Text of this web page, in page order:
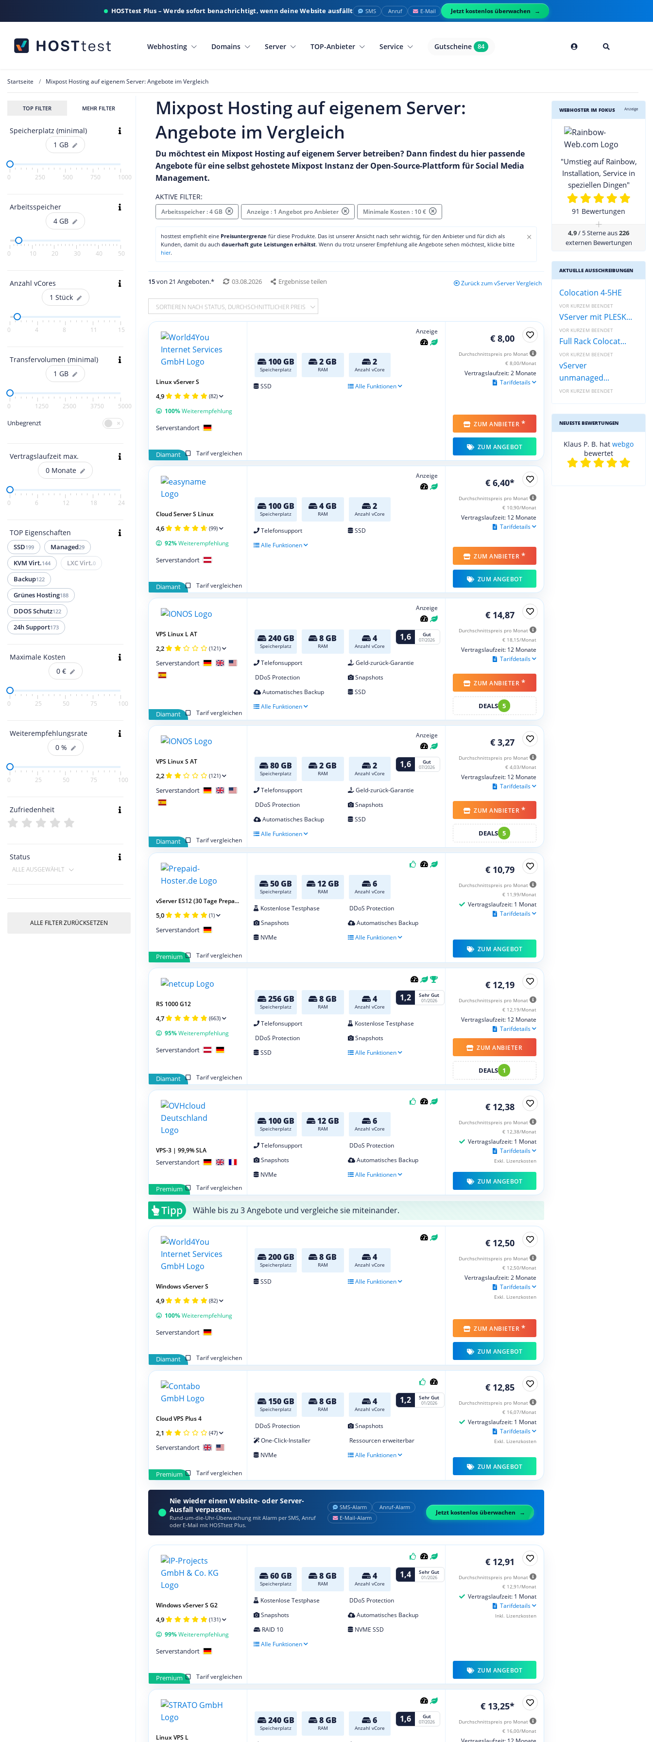
HOSTtest Plus – Werde sofort benachrichtigt, wenn deine Website ausfällt SMS Anruf E-Mail Jetzt kostenlos überwachen
Webhosting Domains Server TOP-Anbieter Service Gutscheine 84
Startseite Mixpost Hosting auf eigenem Server: Angebote im Vergleich
TOP FILTER MEHR FILTER
Speicherplatz (minimal)
1 GB
0 250 500 750 1000
Arbeitsspeicher
4 GB
0 10 20 30 40 50
Anzahl vCores
1 Stück
0 4 8 11 15
Transfervolumen (minimal)
1 GB
0 1250 2500 3750 5000
Unbegrenzt
Vertragslaufzeit max.
0 Monate
0 6 12 18 24
TOP Eigenschaften
SSD199 Managed29
KVM Virt.144 LXC Virt.0
Backup122
Grünes Hosting188
DDOS Schutz122
24h Support173
Maximale Kosten
0 €
0 25 50 75 100
Weiterempfehlungsrate
0 %
0 25 50 75 100
Zufriedenheit
Status
ALLE AUSGEWÄHLT
ALLE FILTER ZURÜCKSETZEN
Mixpost Hosting auf eigenem Server:
Angebote im Vergleich
Du möchtest ein Mixpost Hosting auf eigenem Server betreiben? Dann findest du hier passende
Angebote für eine selbst gehostete Mixpost Instanz der Open-Source-Plattform für Social Media
Management.
AKTIVE FILTER:
Arbeitsspeicher : 4 GB Anzeige : 1 Angebot pro Anbieter Minimale Kosten : 10 €
×
hosttest empfiehlt eine Preisuntergrenze für diese Produkte. Das ist unserer Ansicht nach sehr wichtig, für den Anbieter und für dich als
Kunden, damit du auch dauerhaft gute Leistungen erhältst. Wenn du trotz unserer Empfehlung alle Angebote sehen möchtest, klicke bitte
hier.
15von 21 Angeboten.* 03.08.2026 Ergebnisse teilen Zurück zum vServer Vergleich
SORTIEREN NACH STATUS, DURCHSCHNITTLICHER PREIS
Anzeige
100 GB
Speicherplatz
2 GB
RAM
2
Anzahl vCore
SSD Alle Funktionen
Diamant Tarif vergleichen
Linux vServer S
4,9 (82)
100%Weiterempfehlung
Serverstandort
€ 8,00
Durchschnittspreis pro Monat
€ 8,00/Monat
Vertragslaufzeit: 2 Monate
Tarifdetails
ZUM ANBIETER *
ZUM ANGEBOT
Anzeige
100 GB
Speicherplatz
4 GB
RAM
2
Anzahl vCore
Telefonsupport
SSD
Alle Funktionen
Diamant Tarif vergleichen
Cloud Server S Linux
4,6 (99)
92%Weiterempfehlung
Serverstandort
€ 6,40*
Durchschnittspreis pro Monat
€ 10,90/Monat
Vertragslaufzeit: 12 Monate
Tarifdetails
ZUM ANBIETER *
ZUM ANGEBOT
Anzeige
240 GB
Speicherplatz
8 GB
RAM
4
Anzahl vCore
1,6 Gut
07/2026
Telefonsupport
Geld-zurück-Garantie
DDoS Protection
Snapshots
Automatisches Backup
SSD
Alle Funktionen
Diamant
Tarif vergleichen
VPS Linux L AT
2,2 (121)
Serverstandort
€ 14,87
Durchschnittspreis pro Monat
€ 18,15/Monat
Vertragslaufzeit: 12 Monate
Tarifdetails
ZUM ANBIETER *
DEALS 5
Anzeige
80 GB
Speicherplatz
2 GB
RAM
2
Anzahl vCore
1,6 Gut
07/2026
Telefonsupport
Geld-zurück-Garantie
DDoS Protection
Snapshots
Automatisches Backup
SSD
Alle Funktionen
Diamant
Tarif vergleichen
VPS Linux S AT
2,2 (121)
Serverstandort
€ 3,27
Durchschnittspreis pro Monat
€ 4,03/Monat
Vertragslaufzeit: 12 Monate
Tarifdetails
ZUM ANBIETER *
DEALS 5
50 GB
Speicherplatz
12 GB
RAM
6
Anzahl vCore
Kostenlose Testphase
DDoS Protection
Snapshots
Automatisches Backup
NVMe
Alle Funktionen
Premium Tarif vergleichen
vServer ES12 (30 Tage Prepa...
5,0 (1)
Serverstandort
€ 10,79
Durchschnittspreis pro Monat
€ 11,99/Monat
Vertragslaufzeit: 1 Monat
Tarifdetails
ZUM ANGEBOT
256 GB
Speicherplatz
8 GB
RAM
4
Anzahl vCore
1,2 Sehr Gut
01/2026
Telefonsupport
Kostenlose Testphase
DDoS Protection
Snapshots
SSD
Alle Funktionen
Diamant Tarif vergleichen
RS 1000 G12
4,7 (663)
95%Weiterempfehlung
Serverstandort
€ 12,19
Durchschnittspreis pro Monat
€ 12,19/Monat
Vertragslaufzeit: 12 Monate
Tarifdetails
ZUM ANBIETER
DEALS 1
100 GB
Speicherplatz
12 GB
RAM
6
Anzahl vCore
Telefonsupport
DDoS Protection
Snapshots
Automatisches Backup
NVMe
Alle Funktionen
Premium
Tarif vergleichen
VPS-3 | 99,9% SLA
Serverstandort
€ 12,38
Durchschnittspreis pro Monat
€ 12,38/Monat
Vertragslaufzeit: 1 Monat
Tarifdetails
Exkl. Lizenzkosten
ZUM ANGEBOT
Tipp Wähle bis zu 3 Angebote und vergleiche sie miteinander.
200 GB
Speicherplatz
8 GB
RAM
4
Anzahl vCore
SSD Alle Funktionen
Diamant Tarif vergleichen
Windows vServer S
4,9 (82)
100%Weiterempfehlung
Serverstandort
€ 12,50
Durchschnittspreis pro Monat
€ 12,50/Monat
Vertragslaufzeit: 2 Monate
Tarifdetails
Exkl. Lizenzkosten
ZUM ANBIETER *
ZUM ANGEBOT
150 GB
Speicherplatz
8 GB
RAM
4
Anzahl vCore
1,2 Sehr Gut
01/2026
DDoS Protection
Snapshots
One-Click-Installer
Ressourcen erweiterbar
NVMe
Alle Funktionen
Premium Tarif vergleichen
Cloud VPS Plus 4
2,1 (47)
Serverstandort
€ 12,85
Durchschnittspreis pro Monat
€ 16,07/Monat
Vertragslaufzeit: 1 Monat
Tarifdetails
Exkl. Lizenzkosten
ZUM ANGEBOT
Nie wieder einen Website- oder Server-
Ausfall verpassen.
Rund-um-die-Uhr-Überwachung mit Alarm per SMS, Anruf
oder E‑Mail mit HOSTtest Plus.
SMS‑Alarm
Anruf‑Alarm
E‑Mail‑Alarm
Jetzt kostenlos überwachen
60 GB
Speicherplatz
8 GB
RAM
4
Anzahl vCore
1,4 Sehr Gut
01/2026
Kostenlose Testphase
DDoS Protection
Snapshots
Automatisches Backup
RAID 10
NVME SSD
Alle Funktionen
Premium Tarif vergleichen
Windows vServer S G2
4,9 (131)
99%Weiterempfehlung
Serverstandort
€ 12,91
Durchschnittspreis pro Monat
€ 12,91/Monat
Vertragslaufzeit: 1 Monat
Tarifdetails
Inkl. Lizenzkosten
ZUM ANGEBOT
240 GB
Speicherplatz
8 GB
RAM
6
Anzahl vCore
1,6 Gut
07/2026
Linux VPS L
€ 13,25*
Durchschnittspreis pro Monat
€ 16,00/Monat
WEBHOSTER IM FOKUS Anzeige
"Umstieg auf Rainbow,
Installation, Service in
speziellen Dingen"
91 Bewertungen
+
4,9/ 5 Sterne aus226
externen Bewertungen
AKTUELLE AUSSCHREIBUNGEN
Colocation 4-5HE
VOR KURZEM BEENDET
VServer mit PLESK...
VOR KURZEM BEENDET
Full Rack Colocat...
VOR KURZEM BEENDET
vServer
unmanaged...
VOR KURZEM BEENDET
NEUESTE BEWERTUNGEN
Klaus P. B. hat webgo
bewertet